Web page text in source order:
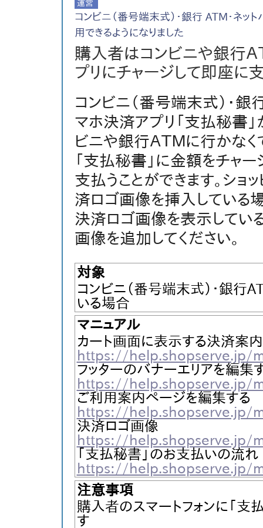
コンビニ（番号端末式）・銀行 ATM・ネッ
用できるようになりました
購入者はコンビニや銀行Ａ
プリにチャージして即座に
コンビニ（番号端末式）・銀
マホ決済アプリ「支払秘書」
ビニや銀行ＡＴＭに行かな
「支払秘書」に金額をチャー
支払うことができます。ショ
済ロゴ画像を挿入している
決済ロゴ画像を表示してい
画像を追加してください。
対象
コンビニ（番号端末式）・銀行
いる場合
マニュアル
カート画面に表示する決済案
https://help.shopserve.jp/
フッターのバナーエリアを編集
https://help.shopserve.jp/
ご利用案内ページを編集する
https://help.shopserve.jp/
決済ロゴ画像
https://help.shopserve.jp/
「支払秘書」のお支払いの流れ
https://help.shopserve.jp/
注意事項
購入者のスマートフォンに「支
す